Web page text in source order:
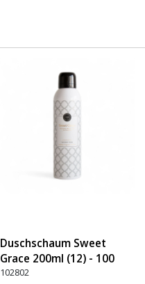
Duschschaum Sweet
Grace 200ml (12) - 100
Weiß
102802